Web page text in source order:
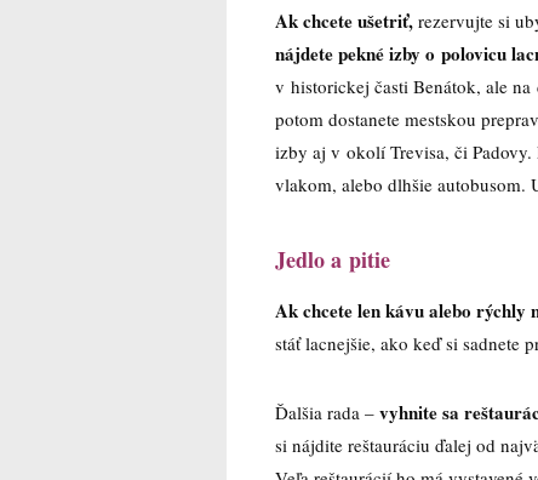
Ak chcete ušetriť, rezervujte si
nájdete pekné izby o polovicu
v historickej časti Benátok, ale
potom dostanete mestskou
izby aj v okolí Trevisa, či
vlakom, alebo dlhšie autobusom.
Jedlo a pitie
Ak chcete len kávu alebo rýchly
stáť lacnejšie, ako keď si sadnete
Ďalšia rada – vyhnite sa
si nájdite reštauráciu ďalej od